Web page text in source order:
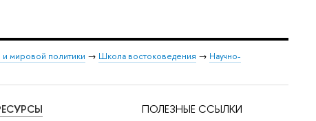
мировой политики → Школа востоковедения → Научно-
ПОЛЕЗНЫЕ ССЫЛКИ